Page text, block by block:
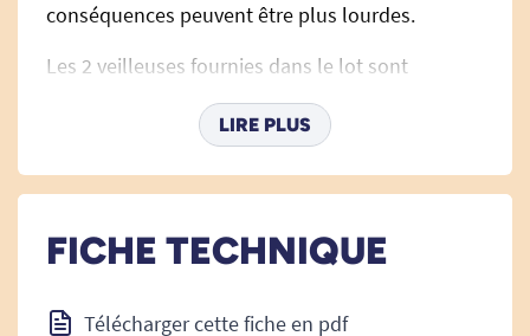
conséquences peuvent être plus lourdes.
Les 2 veilleuses fournies dans le lot sont
équipées d'un système de détection de
mouvement et de détection de la luminosité.
que la luminosité de la pièce est inférieure à 10
ne doivent pas être séparées à plus de 30 mètres
LIRE PLUS
FICHE TECHNIQUE
Télécharger cette fiche en pdf